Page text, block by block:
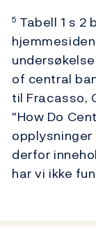
5 Tabell 1 s 2
of central
til Fracasso,
"How Do
opplysninger
derfor
har vi ikke